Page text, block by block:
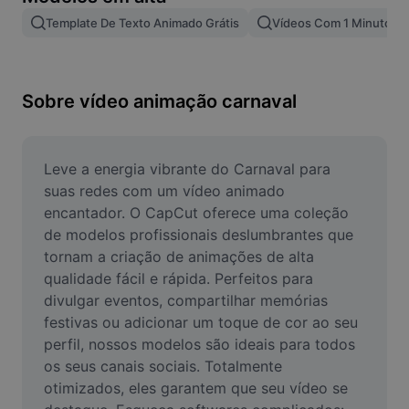
Remover plano de fundo de imagem
Melhorar Imagem
Editar Imagem Online
Criador de Memes
AI Text Remover
AI People Remover
AI Inpainting
Face Cutout
Template De Texto Animado Grátis Vídeos Com 1 Minuto
Sobre vídeo animação carnaval
Leve a energia vibrante do Carnaval para
suas redes com um vídeo animado
encantador. O CapCut oferece uma coleção
de modelos profissionais deslumbrantes que
tornam a criação de animações de alta
qualidade fácil e rápida. Perfeitos para
divulgar eventos, compartilhar memórias
festivas ou adicionar um toque de cor ao seu
perfil, nossos modelos são ideais para todos
os seus canais sociais. Totalmente
otimizados, eles garantem que seu vídeo se